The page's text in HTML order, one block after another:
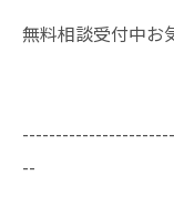
無料相談受付中お
--